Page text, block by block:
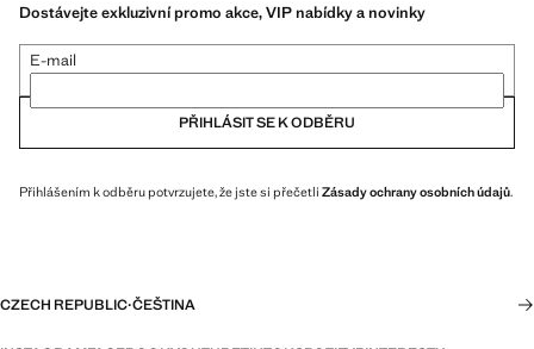
Dostávejte exkluzivní promo akce, VIP nabídky a novinky
E-mail
PŘIHLÁSIT SE K ODBĚRU
Přihlášením k odběru potvrzujete, že jste si přečetli Zásady ochrany osobních údajů.
CZECH REPUBLIC·ČEŠTINA